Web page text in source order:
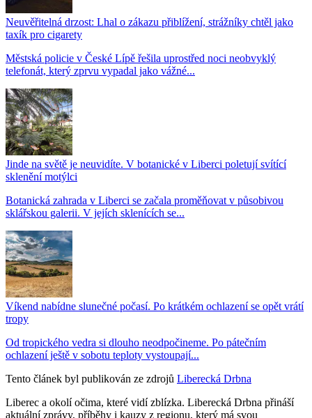
Neuvěřitelná drzost: Lhal o zákazu přiblížení, strážníky chtěl jako
taxík pro cigarety
Městská policie v České Lípě řešila uprostřed noci neobvyklý
telefonát, který zprvu vypadal jako vážné...
Jinde na světě je neuvidíte. V botanické v Liberci poletují svítící
sklenění motýlci
Botanická zahrada v Liberci se začala proměňovat v působivou
sklářskou galerii. V jejích sklenících se...
Víkend nabídne slunečné počasí. Po krátkém ochlazení se opět vrátí
tropy
Od tropického vedra si dlouho neodpočineme. Po pátečním
ochlazení ještě v sobotu teploty vystoupají...
Tento článek byl publikován ze zdrojů Liberecká Drbna
Liberec a okolí očima, které vidí zblízka. Liberecká Drbna přináší
aktuální zprávy, příběhy i kauzy z regionu, který má svou